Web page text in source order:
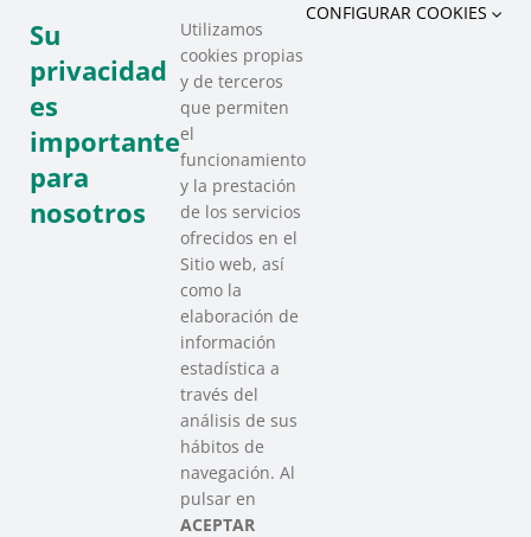
SAREEN SAREA
Asociación que agrupa a las redes
del Tercer Sector Social en Euskadi
Su
privacidad
es
importante
para
nosotros
Utilizamos
cookies propias
y de terceros
que permiten
el
funcionamiento
y la prestación
de los servicios
ofrecidos en el
Sitio web, así
como la
elaboración de
información
estadística a
través del
análisis de sus
hábitos de
navegación. Al
pulsar en
ACEPTAR
CONFIGURAR COOKIES